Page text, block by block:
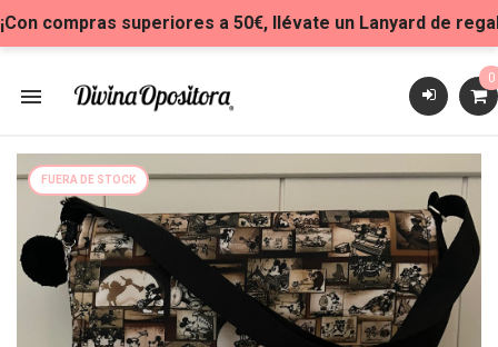
compras superiores a 50€, llévate un Lanyard de

0
FUERA DE STOCK